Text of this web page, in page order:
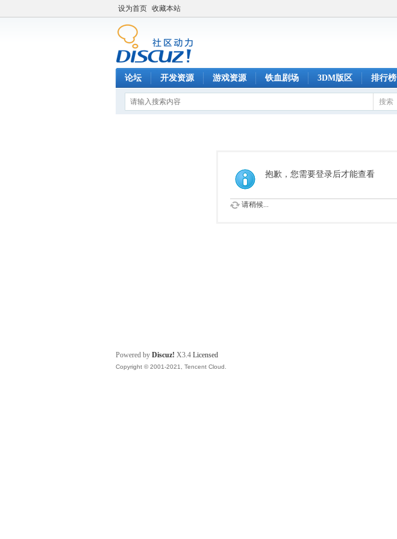
设为首页 收藏本站
论坛 开发资源 游戏资源 铁血剧场 3DM版区 排行榜
搜索
抱歉，您需要登录后才能查看
请稍候...
Powered by Discuz! X3.4 Licensed
Copyright © 2001-2021, Tencent Cloud.